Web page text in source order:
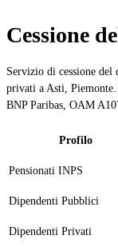
Cessione
Servizio di cessione
privati a Asti,
BNP Paribas, OAM
Profilo
Pensionati INPS
Dipendenti Pubblici
Dipendenti Privati